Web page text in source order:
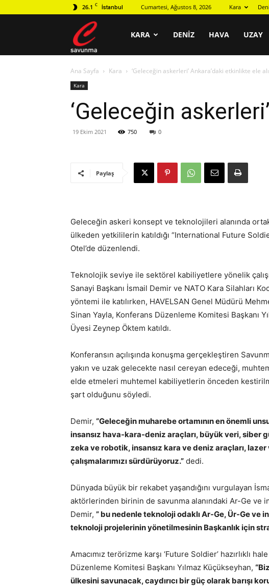
26.1 C İstanbul Cumartesi, Ağustos 8, 2026 Kara
savunma
KARA DENIZ HAVA UZAY
Ana Sayfa Kara ‘Geleceğin askerleri’ Ankara’daki etkinlikte ele
Kara
‘Geleceğin
19 Ekim 2021 750 0
Paylaş
Geleceğin askeri konsept ve teknolojileri alanında
ülkeden yetkililerin katıldığı “International Future
Otel’de düzenlendi.
Teknolojik seviye ile sektörel kabiliyetlere yönelik
Sanayi Başkanı İsmail Demir ve NATO Kara Silahları
yöntemi ile katılırken, HAVELSAN Genel Müdürü
Sinan Yayla, Konferans Düzenleme Komitesi Başkanı
Üyesi Zeynep Öktem katıldı.
Konferansın açılışında konuşma gerçekleştiren
yakın ve uzak gelecekte nasıl cereyan edeceği,
elde etmeleri muhtemel kabiliyetlerin önceden
şart olduğunu söyledi.
Demir, “Geleceğin muharebe ortamının en önemli
insansız hava-kara-deniz araçları, büyük veri, siber
zeka ve robotik, insansız kara ve deniz araçları,
çalışmalarımızı sürdürüyoruz.” dedi.
Dünyada büyük bir rekabet yaşandığını vurgulayan
aktörlerinden birinin de savunma alanındaki Ar-Ge ve
Demir, ” bu nedenle teknoloji odaklı Ar-Ge, Ür-Ge
teknoloji projelerinin yönetilmesinin Başkanlık için
Amacımız terörizme karşı ‘Future Soldier’ hazırlıklı
Düzenleme Komitesi Başkanı Yılmaz Küçükseyhan, “
ülkesini savunacak, caydırıcı bir güç olarak barışı